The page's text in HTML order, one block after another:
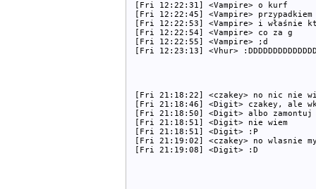
[Fri 12:22:31] <Vampire> o kurf
[Fri 12:22:45] <Vampire>
[Fri 12:22:53] <Vampire> i właśnie
[Fri 12:22:54] <Vampire> co za g
[Fri 12:22:55] <Vampire> ;d
[Fri 21:18:22] <czakey> no nic nie
[Fri 21:18:46] <Digit> czakey, ale
[Fri 21:18:50] <Digit> albo zamontuj
[Fri 21:18:51] <Digit> nie wiem
[Fri 21:18:51] <Digit> :P
[Fri 21:19:02] <czakey> no wlasnie